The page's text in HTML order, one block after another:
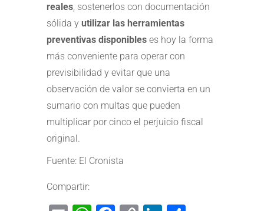
reales , sostenerlos con documentación
sólida y utilizar las herramientas
preventivas disponibles es hoy la forma
más conveniente para operar con
previsibilidad y evitar que una
observación de valor se convierta en un
sumario con multas que pueden
multiplicar por cinco el perjuicio fiscal
original.
Fuente: El Cronista
Compartir: